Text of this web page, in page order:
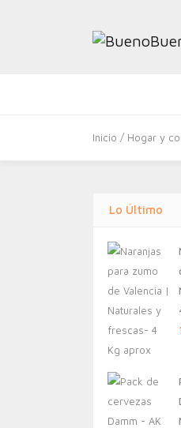
Inicio / Hogar y
Lo Último